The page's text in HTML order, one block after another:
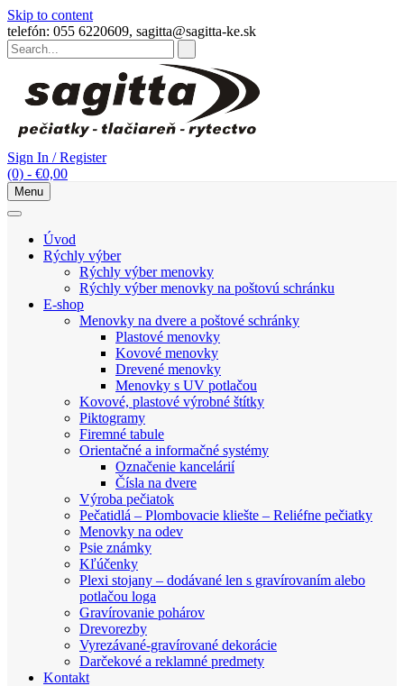
Skip to content
telefón: 055 6220609, sagitta@sagitta-ke.sk
Sign In / Register
(0) - €0,00
Menu
Úvod
Rýchly výber
Rýchly výber menovky
Rýchly výber menovky na poštovú schránku
E-shop
Menovky na dvere a poštové schránky
Plastové menovky
Kovové menovky
Drevené menovky
Menovky s UV potlačou
Kovové, plastové výrobné štítky
Piktogramy
Firemné tabule
Orientačné a informačné systémy
Označenie kancelárií
Čísla na dvere
Výroba pečiatok
Pečatidlá – Plombovacie kliešte – Reliéfne pečiatky
Menovky na odev
Psie známky
Kľúčenky
Plexi stojany – dodávané len s gravírovaním alebo
potlačou loga
Gravírovanie pohárov
Drevorezby
Vyrezávané-gravírované dekorácie
Darčekové a reklamné predmety
Kontakt